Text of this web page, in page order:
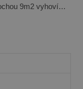
9m2 vyhoví